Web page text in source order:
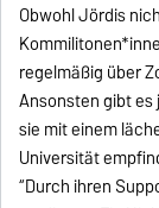
Obwohl Jördis
regelmäßig über
Ansonsten gibt
sie mit einem
Universität
“Durch ihren